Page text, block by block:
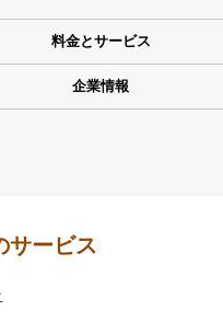
料金とサービス
企業情報
サービス